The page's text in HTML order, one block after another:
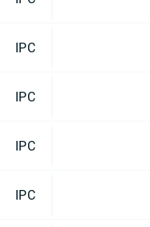
IPC
IPC
IPC
IPC